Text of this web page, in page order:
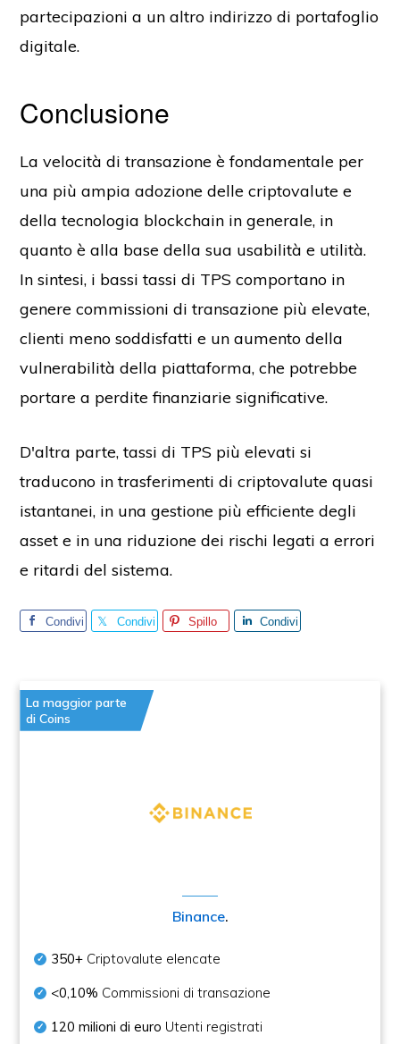
partecipazioni a un altro indirizzo di portafoglio
digitale.
Conclusione
La velocità di transazione è fondamentale per
una più ampia adozione delle criptovalute e
della tecnologia blockchain in generale, in
quanto è alla base della sua usabilità e utilità.
In sintesi, i bassi tassi di TPS comportano in
genere commissioni di transazione più elevate,
clienti meno soddisfatti e un aumento della
vulnerabilità della piattaforma, che potrebbe
portare a perdite finanziarie significative.
D'altra parte, tassi di TPS più elevati si
traducono in trasferimenti di criptovalute quasi
istantanei, in una gestione più efficiente degli
asset e in una riduzione dei rischi legati a errori
e ritardi del sistema.
Condivi
Condivi
Spillo
Condivi
La maggior parte
di Coins
Binance.
350+ Criptovalute elencate
<0,10% Commissioni di transazione
120 milioni di euro Utenti registrati